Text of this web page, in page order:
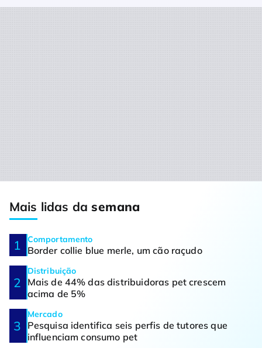
Mais lidas dasemana
Comportamento
Border collie blue merle, um cão raçudo
Distribuição
Mais de 44% das distribuidoras pet crescem
acima de 5%
Mercado
Pesquisa identifica seis perfis de tutores que
influenciam consumo pet